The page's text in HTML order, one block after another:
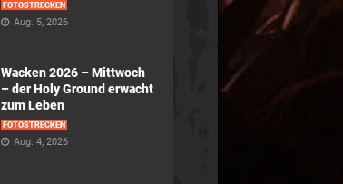
FOTOSTRECKEN
Aug. 5, 2026
Wacken 2026 – Mittwoch
– der Holy Ground erwacht
zum Leben
FOTOSTRECKEN
Aug. 4, 2026